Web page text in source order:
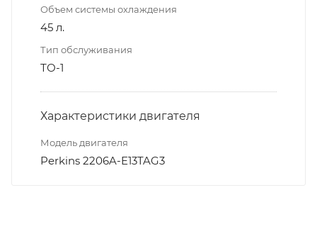
Объем системы охлаждения
45 л.
Тип обслуживания
ТО-1
Характеристики двигателя
Модель двигателя
Perkins 2206A-E13TAG3